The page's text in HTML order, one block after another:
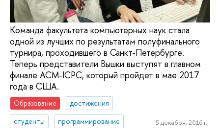
Команда факультета компьютерных наук стала
одной из лучших по результатам полуфинального
турнира, проходившего в Санкт-Петербурге.
Теперь представители Вышки выступят в главном
финале ACM-ICPC, который пройдет в мае 2017
года в США.
Образование
достижения
студенты
программирование 5 декабря, 2016 г.